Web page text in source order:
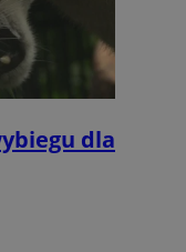
dla